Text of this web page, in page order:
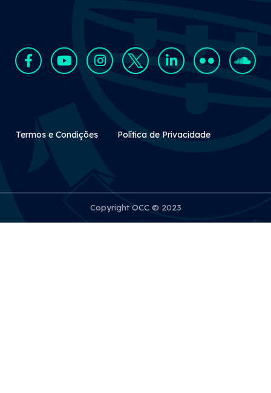
Rodapé Secundário
Termos e Condições Política de Privacidade
Copyright OCC © 2023